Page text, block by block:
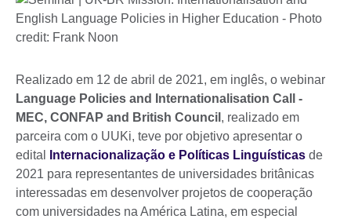
Realizado em 12 de abril de 2021, em inglês, o webinar
Language Policies and Internationalisation Call -
MEC, CONFAP and British Council , realizado em
parceira com o UUKi, teve por objetivo apresentar o
edital
Internacionalização e Políticas Linguísticas de
2021 para representantes de universidades britânicas
interessadas em desenvolver projetos de cooperação
com universidades na América Latina, em especial